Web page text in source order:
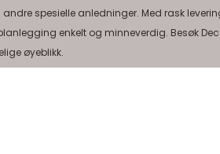
spesielle anledninger. Med rask
enkelt og minneverdig. Besøk
øyeblikk.